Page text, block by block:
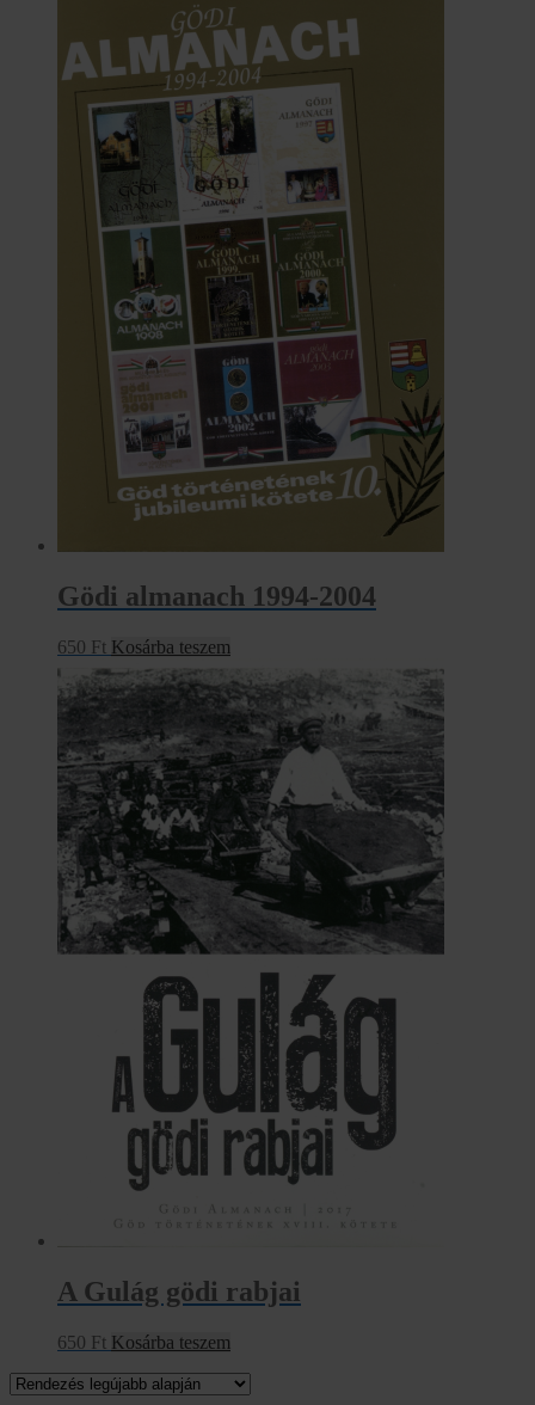
Gödi almanach 1994-2004
650 Ft Kosárba teszem
A Gulág gödi rabjai
650 Ft Kosárba teszem